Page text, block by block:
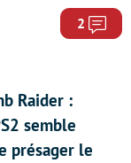
2
Raider :
semble
présager le